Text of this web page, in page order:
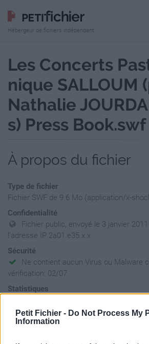
Petit Fichier - Do Not Process My
Information
Hébergeur de fichiers indépendant
Les Concerts
nique SALLOUM
Nathalie
s) Press Book.swf
À propos du fichier
Type de fichier
Fichier SWF de 9.6 Mo (application/x-
Confidentialité
Fichier public, envoyé le 3 janvier
l'adresse IP 2a01.e35.x.x
Sécurité
Ne contient aucun Virus ou Malware
vérification: 02/07
Statistiques
l'envoi du fichier
Page de téléchargement